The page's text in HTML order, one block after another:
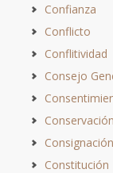
Confianza
Conflicto
Conflitividad
Consejo
Conservación
Consignación
Constitución